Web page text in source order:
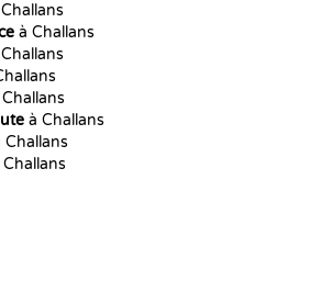
à Challans
à Challans
Challans
Challans